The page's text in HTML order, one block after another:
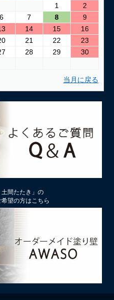
1
2
6 7 8
9
14 15
16
21 22
23
28 29
30
当月に戻る
土間たたき」の
望の方はこちら